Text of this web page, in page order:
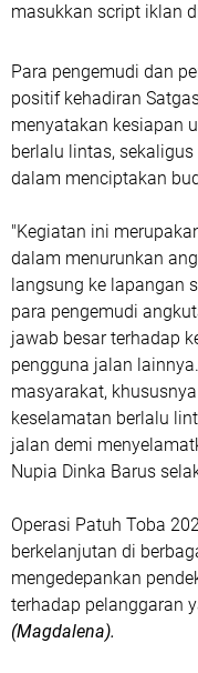
masukkan script iklan
Para pengemudi dan
positif kehadiran
menyatakan kesiapan
berlalu lintas,
dalam menciptakan
"Kegiatan ini
dalam menurunkan
langsung ke lapangan
para pengemudi
jawab besar terhadap
pengguna jalan
masyarakat,
keselamatan berlalu
jalan demi
Nupia Dinka Barus
Operasi Patuh Toba
berkelanjutan di
mengedepankan
terhadap pelanggaran
(Magdalena).